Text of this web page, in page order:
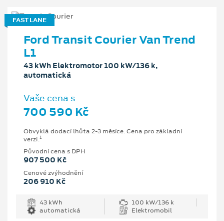
FAST LANE
Ford Transit Courier Van Trend
L1
43 kWh Elektromotor 100 kW/136 k,
automatická
Vaše cena s
700 590 Kč
Obvyklá dodací lhůta 2-3 měsíce. Cena pro základní
verzi.1
Původní cena s DPH
907 500 Kč
Cenové zvýhodnění
206 910 Kč
43 kWh
100 kW/136 k
automatická
Elektromobil